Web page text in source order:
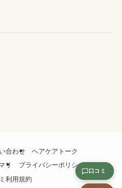
合わせ
ヘアケアトーク
リ
プライバシーポリシー
利用規約
口コミ